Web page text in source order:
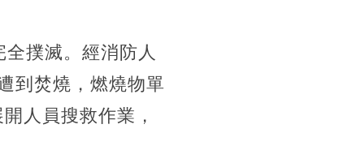
撲滅。經消防人
到焚燒，燃燒物單
人員搜救作業，